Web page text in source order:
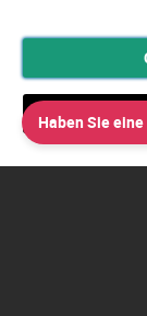
Privatsphäre
Allgemeine
Impressum
Haben Sie